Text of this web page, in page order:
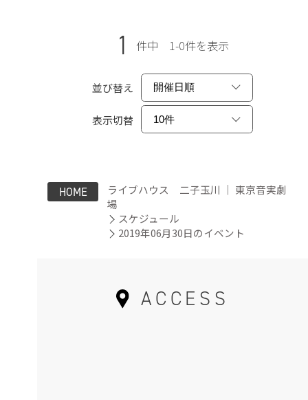
1 件中 1-0件を表示
並び替え
表示切替
HOME
ライブハウス 二子玉川 ｜ 東京音実劇
場
スケジュール
2019年06月30日のイベント
ACCESS